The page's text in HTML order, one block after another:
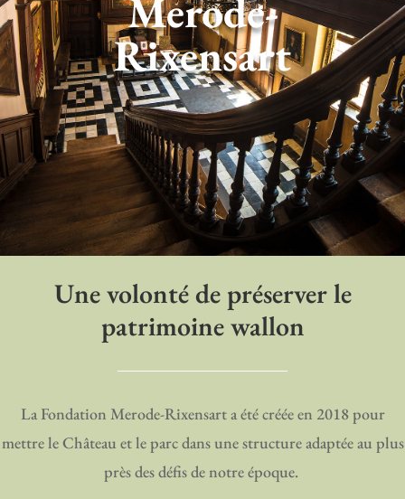
Merode-
Rixensart
Une volonté de préserver le
patrimoine wallon
La Fondation Merode-Rixensart a été créée en 2018 pour
mettre le Château et le parc dans une structure adaptée au plus
près des défis de notre époque.